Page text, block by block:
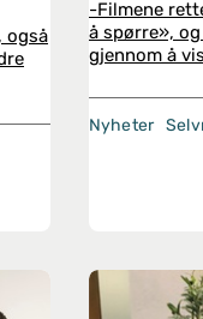
også
-Filmene
å spørre»,
gjennom å
Nyheter